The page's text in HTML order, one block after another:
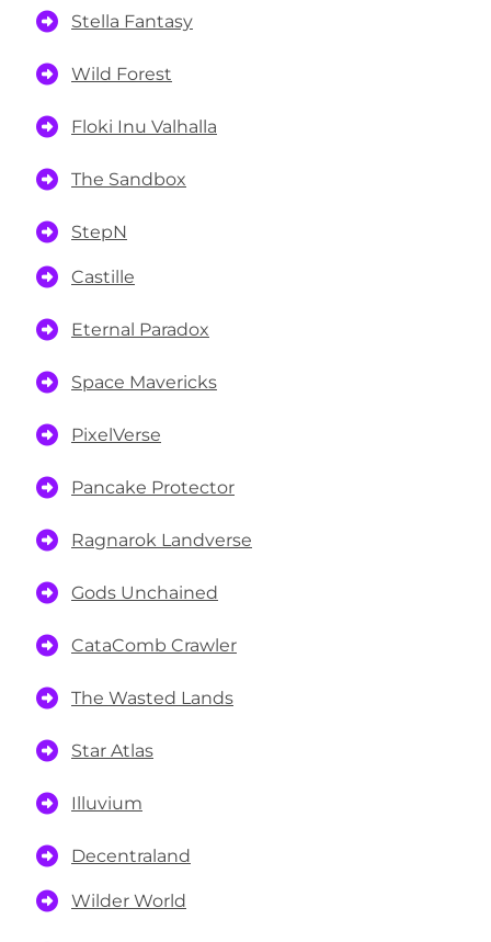
Stella Fantasy
Wild Forest
Floki Inu Valhalla
The Sandbox
StepN
Castille
Eternal Paradox
Space Mavericks
PixelVerse
Pancake Protector
Ragnarok Landverse
Gods Unchained
CataComb Crawler
The Wasted Lands
Star Atlas
Illuvium
Decentraland
Wilder World